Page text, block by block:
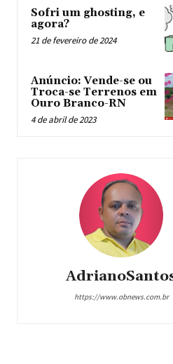
Sofri um ghosting, e
agora?
21 de fevereiro de 2024
Anúncio: Vende-se ou
Troca-se Terrenos em
Ouro Branco-RN
4 de abril de 2023
https://www.obnews.com.br